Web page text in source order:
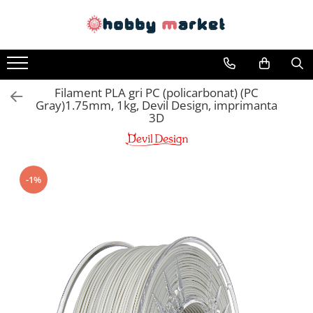
PET-G
TPU
Piese si componente imprimante
Piese electrice si electronice
Piese mecanice
Filament PLA gri PC (policarbonat) (PC
Gray)1.75mm, 1kg, Devil Design, imprimanta
3D
-1%